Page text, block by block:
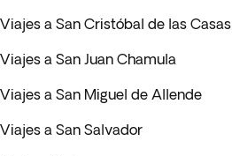
Viajes a San Cristóbal de las Casas
Viajes a San Juan Chamula
Viajes a San Miguel de Allende
Viajes a San Salvador